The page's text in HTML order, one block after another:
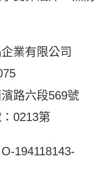
業有限公司
路六段569號
0213第
194118143-